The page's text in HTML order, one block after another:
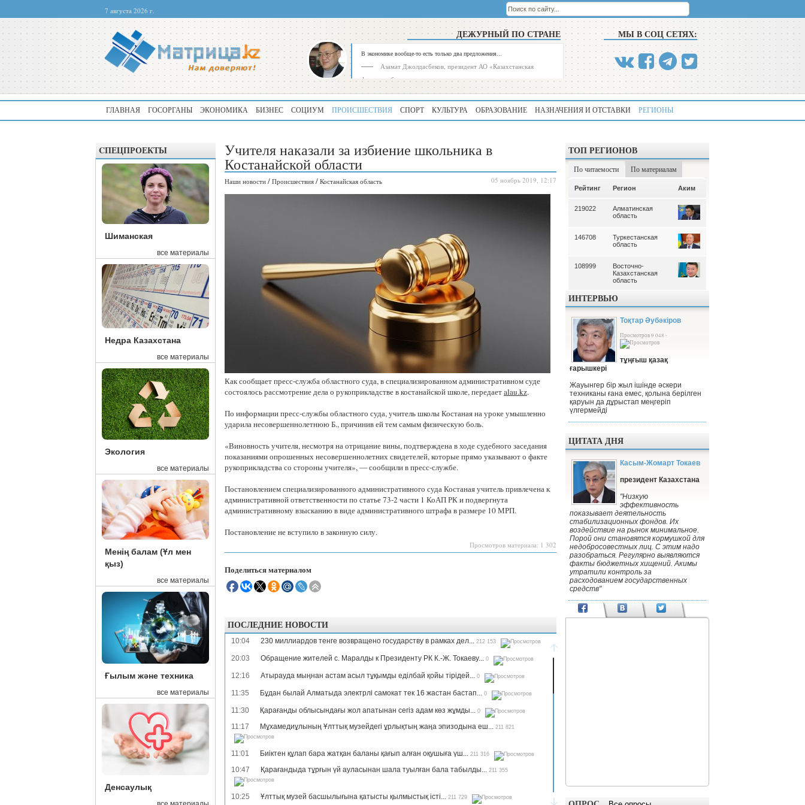
7 августа 2026 г.
ДЕЖУРНЫЙ ПО СТРАНЕ
В экономике вообще-то есть только два предложения...
Азамат Джолдасбеков, президент АО «Казахстанская
фондовая биржа»
МЫ В СОЦ СЕТЯХ:
ГЛАВНАЯ ГОСОРГАНЫ ЭКОНОМИКА БИЗНЕС СОЦИУМ ПРОИСШЕСТВИЯ СПОРТ КУЛЬТУРА ОБРАЗОВАНИЕ НАЗНАЧЕНИЯ И ОТСТАВКИ РЕГИОНЫ
CПЕЦПРОЕКТЫ
Шиманская
все материалы
Недра Казахстана
все материалы
Экология
все материалы
Менің балам (Ұл мен
қыз)
все материалы
Ғылым және техника
все материалы
Денсаулық
Учителя наказали за избиение школьника в
Костанайской области
Наши новости / Происшествия / Костанайская область 05 ноябрь 2019, 12:17
Как сообщает пресс-служба областного суда, в специализированном административном суде
состоялось рассмотрение дела о рукоприкладстве в костанайской школе, передаетalau.kz.
По информации пресс-службы областного суда, учитель школы Костаная на уроке умышленно
ударила несовершеннолетнюю Б., причинив ей тем самым физическую боль.
«Виновность учителя, несмотря на отрицание вины, подтверждена в ходе судебного заседания
показаниями опрошенных несовершеннолетних свидетелей, которые прямо указывают о факте
рукоприкладства со стороны учителя», — сообщили в пресс-службе.
Постановлением специализированного административного суда Костаная учитель привлечена к
административной ответственности по статье 73-2 части 1 КоАП РК и подвергнута
административному взысканию в виде административного штрафа в размере 10 МРП.
Постановление не вступило в законную силу.
Просмотров материала: 1 302
Поделиться материалом
ПОСЛЕДНИЕ НОВОСТИ
10:04 230 миллиардов тенге возвращено государству в рамках дел... 212 153
20:03 Обращение жителей с. Маралды к Президенту РК К.-Ж. Токаеву... 0
12:16 Атырауда мыңнан астам асыл тұқымды еділбай қойы тірідей... 0
11:35 Бұдан былай Алматыда электрлі самокат тек 16 жастан бастап... 0
11:30 Қарағанды облысындағы жол апатынан сегіз адам көз жұмды... 0
11:17 Мұхамедиұлының Ұлттық музейдегі ұрлықтың жаңа эпизодына еш... 211 821
11:01 Биіктен құлап бара жатқан баланы қағып алған оқушыға үш... 211 316
10:47 Қарағандыда тұрғын үй ауласынан шала туылған бала табылды... 211 355
10:25 Ұлттық музей басшылығына қатысты қылмыстық істі... 211 729
ТОП РЕГИОНОВ
По читаемости По материалам
195
180
Рейтинг Регион Аким
219022
Алматинская
область
146708
Туркестанская
область
108999
Восточно-
Казахстанская
область
ИНТЕРВЬЮ
Тоқтар Әубәкіров
Просмотров 9 048 -
тұңғыш қазақ
ғарышкері
Жауынгер бір жыл ішінде әскери
техниканы ғана емес, қолына берілген
қаруын да дұрыстап меңгеріп
үлгермейді
ЦИТАТА ДНЯ
Касым-Жомарт Токаев
президент Казахстана
"Низкую
эффективность
показывает деятельность
стабилизационных фондов. Их
воздействие на рынок минимальное.
Порой они становятся кормушкой для
недобросовестных лиц. С этим надо
разобраться. Регулярно выявляются
факты бюджетных хищений. Акимы
утратили контроль за
расходованием государственных
средств"